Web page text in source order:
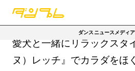
バトル/コンテスト
オーディション
レッスン動画
バトル動画
その他
ダンスニュースメディ
愛犬と一緒にリラックス
ヌ）レッチ』でカラダをほ